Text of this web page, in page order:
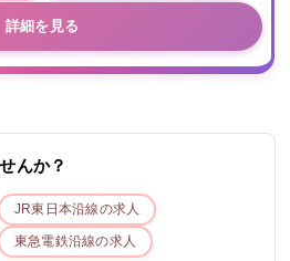
詳細を見る
んか？
JR東日本沿線の求人
東急電鉄沿線の求人